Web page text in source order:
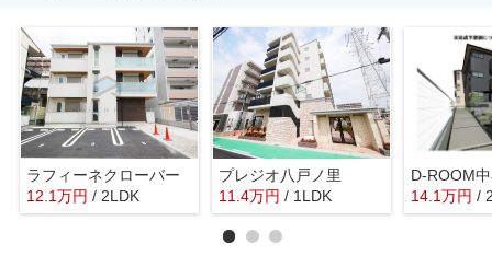
ラフィーネクローバー
12.1万円 / 2LDK
プレジオ八戸ノ里
11.4万円 / 1LDK
D-ROOM
14.1万円 /